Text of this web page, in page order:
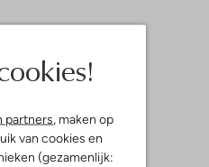
partners , maken op
van cookies en
(gezamenlijk: